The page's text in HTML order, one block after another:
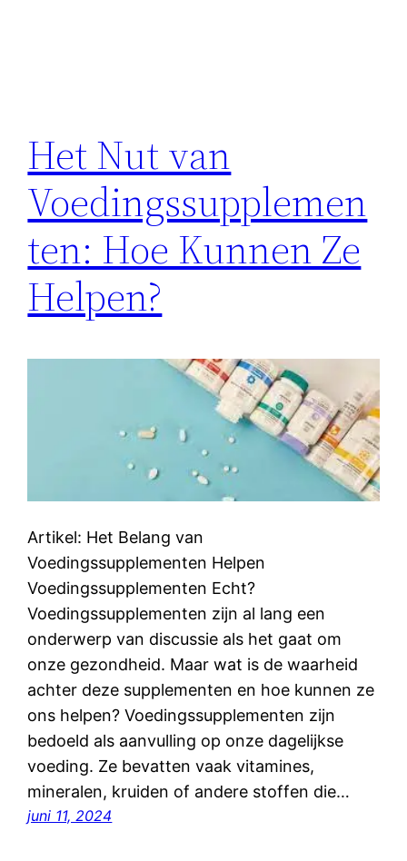
Het Nut van
Voedingssupplemen
ten: Hoe Kunnen Ze
Helpen?
Artikel: Het Belang van
Voedingssupplementen Helpen
Voedingssupplementen Echt?
Voedingssupplementen zijn al lang een
onderwerp van discussie als het gaat om
onze gezondheid. Maar wat is de waarheid
achter deze supplementen en hoe kunnen ze
ons helpen? Voedingssupplementen zijn
bedoeld als aanvulling op onze dagelijkse
voeding. Ze bevatten vaak vitamines,
mineralen, kruiden of andere stoffen die…
juni 11, 2024